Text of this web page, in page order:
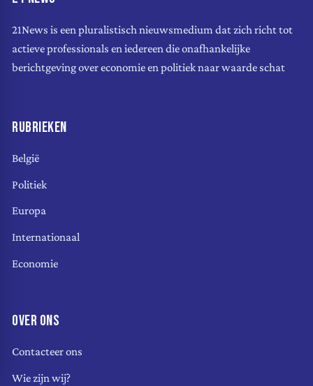
21News is een pluralistisch nieuwsmedium dat zich richt tot
actieve professionals en iedereen die onafhankelijke
berichtgeving over economie en politiek naar waarde schat
RUBRIEKEN
België
Politiek
Europa
Internationaal
Economie
OVER ONS
Contacteer ons
Wie zijn wij?